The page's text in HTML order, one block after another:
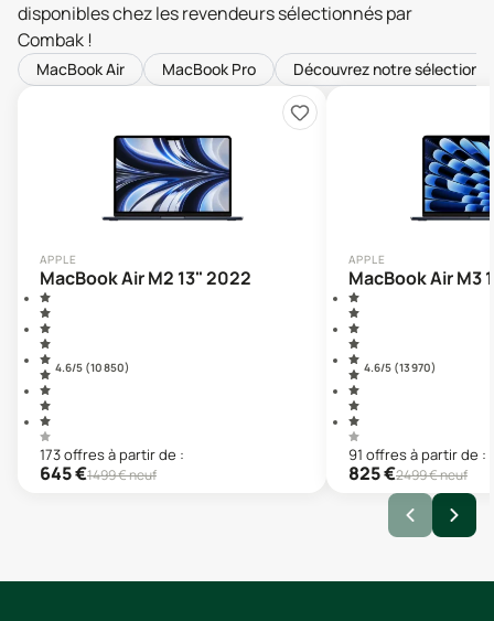
disponibles chez les revendeurs sélectionnés par
Combak !
MacBook Air MacBook Pro Découvrez notre sélection
APPLE
MacBook Air M2 13" 2022
4.6/5 (10 850)
173offresà partir de :
645€1499€ neuf
APPLE
MacBook Air M3
4.6/5 (13 970)
91 offresà partir de :
825€2499€ neuf